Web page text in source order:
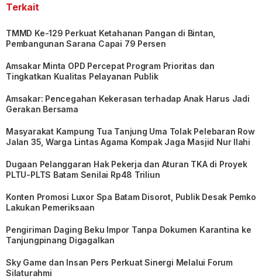
Terkait
TMMD Ke-129 Perkuat Ketahanan Pangan di Bintan,
Pembangunan Sarana Capai 79 Persen
Amsakar Minta OPD Percepat Program Prioritas dan
Tingkatkan Kualitas Pelayanan Publik
Amsakar: Pencegahan Kekerasan terhadap Anak Harus Jadi
Gerakan Bersama
Masyarakat Kampung Tua Tanjung Uma Tolak Pelebaran Row
Jalan 35, Warga Lintas Agama Kompak Jaga Masjid Nur Ilahi
Dugaan Pelanggaran Hak Pekerja dan Aturan TKA di Proyek
PLTU-PLTS Batam Senilai Rp48 Triliun
Konten Promosi Luxor Spa Batam Disorot, Publik Desak Pemko
Lakukan Pemeriksaan
Pengiriman Daging Beku Impor Tanpa Dokumen Karantina ke
Tanjungpinang Digagalkan
Sky Game dan Insan Pers Perkuat Sinergi Melalui Forum
Silaturahmi